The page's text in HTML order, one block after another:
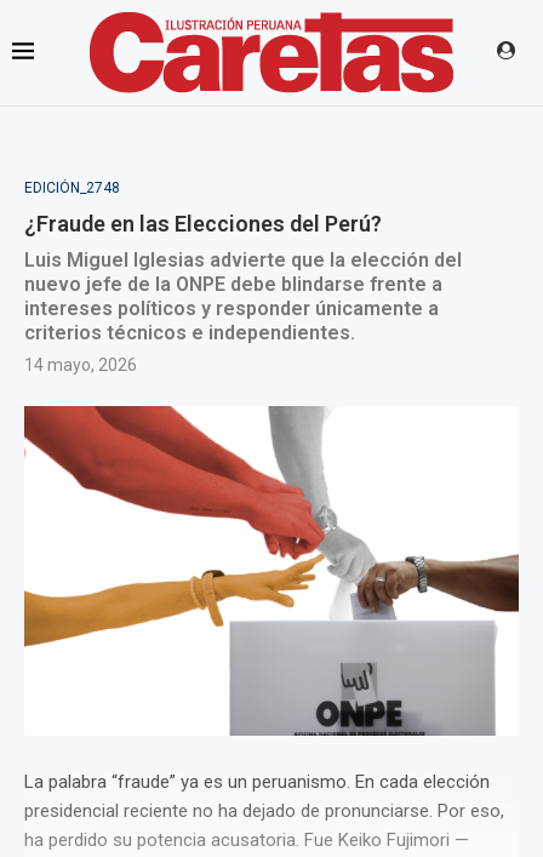
EDICIÓN_2748
¿Fraude en las Elecciones del Perú?
Luis Miguel Iglesias advierte que la elección del
nuevo jefe de la ONPE debe blindarse frente a
intereses políticos y responder únicamente a
criterios técnicos e independientes.
14 mayo, 2026
La palabra “fraude” ya es un peruanismo. En cada elección
presidencial reciente no ha dejado de pronunciarse. Por eso,
ha perdido su potencia acusatoria. Fue Keiko Fujimori —